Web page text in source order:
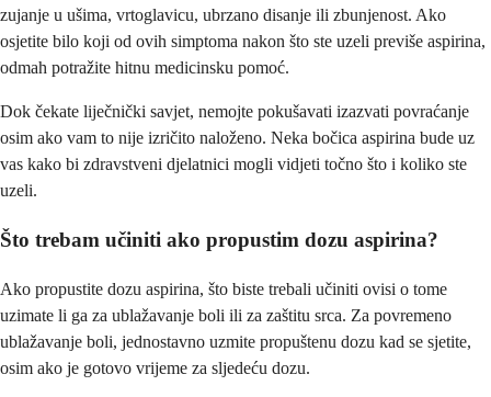
zujanje u ušima, vrtoglavicu, ubrzano disanje ili zbunjenost. Ako
osjetite bilo koji od ovih simptoma nakon što ste uzeli previše aspirina,
odmah potražite hitnu medicinsku pomoć.
Dok čekate liječnički savjet, nemojte pokušavati izazvati povraćanje
osim ako vam to nije izričito naloženo. Neka bočica aspirina bude uz
vas kako bi zdravstveni djelatnici mogli vidjeti točno što i koliko ste
uzeli.
Što trebam učiniti ako propustim dozu aspirina?
Ako propustite dozu aspirina, što biste trebali učiniti ovisi o tome
uzimate li ga za ublažavanje boli ili za zaštitu srca. Za povremeno
ublažavanje boli, jednostavno uzmite propuštenu dozu kad se sjetite,
osim ako je gotovo vrijeme za sljedeću dozu.